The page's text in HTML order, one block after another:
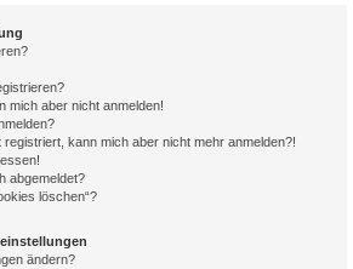
mich aber nicht anmelden!
kann mich aber nicht mehr anmelden?!
abgemeldet?
löschen“?
ändern?